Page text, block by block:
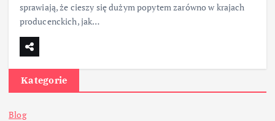
sprawiają, że cieszy się dużym popytem zarówno w krajach
producenckich, jak…
Kategorie
Blog